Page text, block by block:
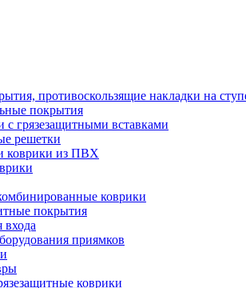
противоскользящие накладки на
покрытия
грязезащитными вставками
решетки
коврики из ПВХ
коврики
покрытия
входа
приямков
коврики